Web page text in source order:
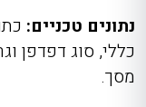
נתונים טכניים:
כללי, סוג דפדפן
מסך.